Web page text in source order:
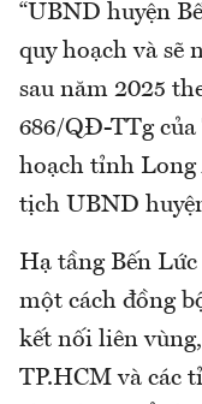
“UBND huyện
quy hoạch và sẽ
sau năm 2025
686/QĐ-TTg
hoạch tỉnh Long
tịch UBND
Hạ tầng Bến
một cách đồng
kết nối liên
TP.HCM và các